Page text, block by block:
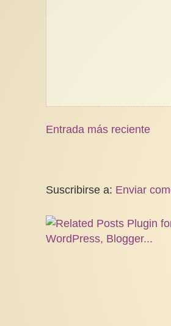
Entrada más reciente
Suscribirse a: Enviar